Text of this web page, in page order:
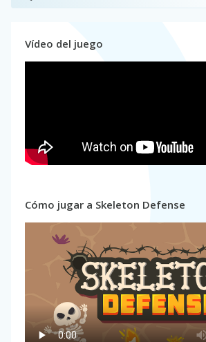
Vídeo del juego
Cómo jugar a Skeleton Defense